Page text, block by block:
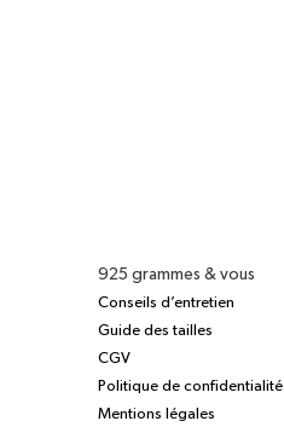
925 grammes & vous
Conseils d’entretien
Guide des tailles
CGV
Politique de confidentialité
Mentions légales